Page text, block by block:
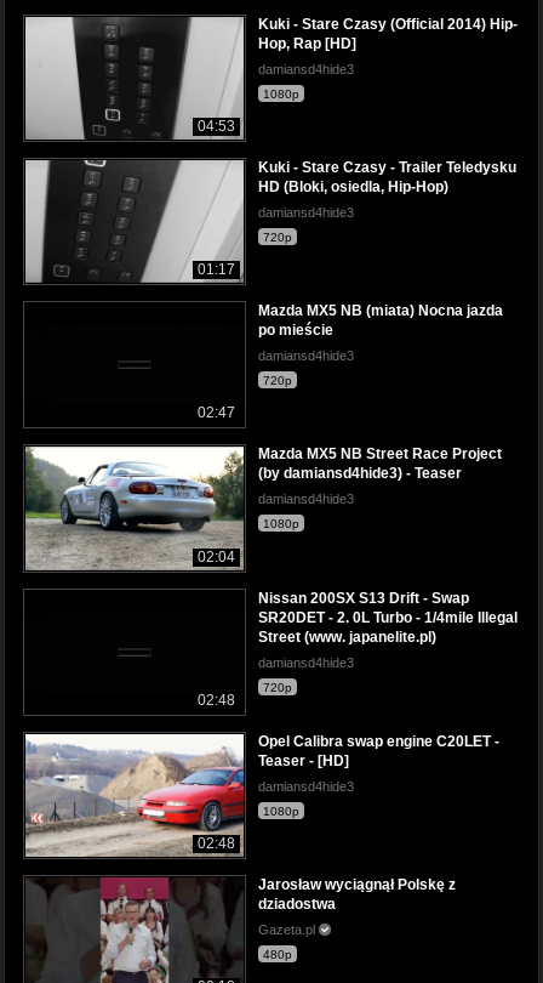
04:53
Kuki - Stare Czasy (Official 2014) Hip-
Hop, Rap [HD]
damiansd4hide3
1080p
01:17
Kuki - Stare Czasy - Trailer Teledysku
HD (Bloki, osiedla, Hip-Hop)
damiansd4hide3
720p
02:47
Mazda MX5 NB (miata) Nocna jazda
po mieście
damiansd4hide3
720p
02:04
Mazda MX5 NB Street Race Project
(by damiansd4hide3) - Teaser
damiansd4hide3
1080p
02:48
Nissan 200SX S13 Drift - Swap
SR20DET - 2. 0L Turbo - 1/4mile Illegal
Street (www. japanelite.pl)
damiansd4hide3
720p
02:48
Opel Calibra swap engine C20LET -
Teaser - [HD]
damiansd4hide3
1080p
Jarosław wyciągnął Polskę z
dziadostwa
Gazeta.pl
480p